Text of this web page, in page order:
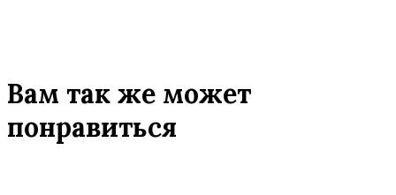
Вам так же может
понравиться